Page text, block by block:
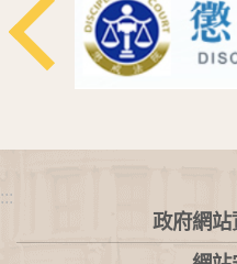
:::
政府網站